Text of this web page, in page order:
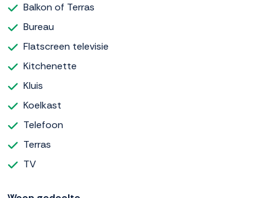
Balkon of Terras
Bureau
Flatscreen televisie
Kitchenette
Kluis
Koelkast
Telefoon
Terras
TV